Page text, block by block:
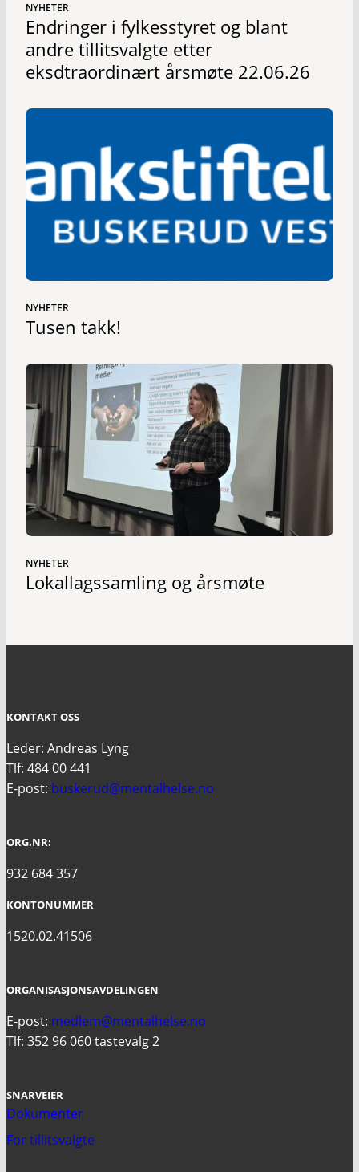
NYHETER
Endringer i fylkesstyret og blant
andre tillitsvalgte etter
eksdtraordinært årsmøte 22.06.26
NYHETER
Tusen takk!
NYHETER
Lokallagssamling og årsmøte
KONTAKT OSS
Leder: Andreas Lyng
Tlf: 484 00 441
E-post: buskerud@mentalhelse.no
ORG.NR:
932 684 357
KONTONUMMER
1520.02.41506
ORGANISASJONSAVDELINGEN
E-post: medlem@mentalhelse.no
Tlf: 352 96 060 tastevalg 2
SNARVEIER
Dokumenter
For tillitsvalgte